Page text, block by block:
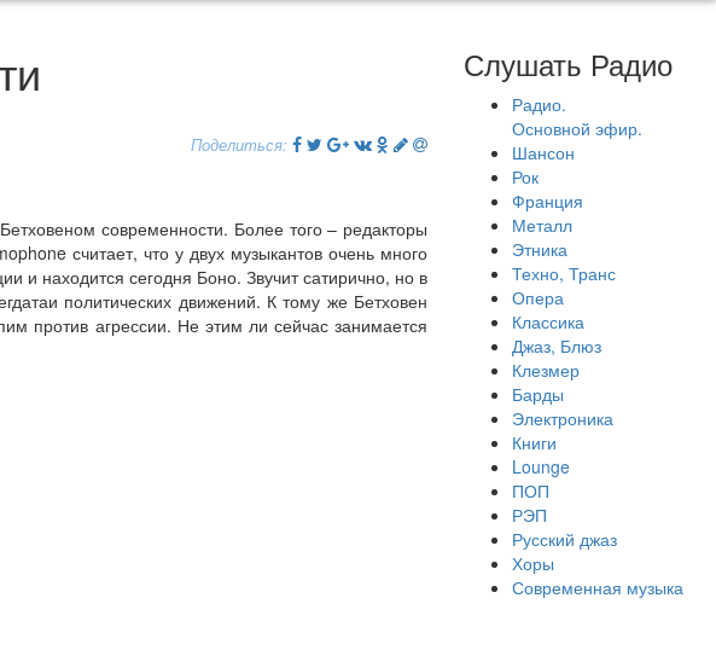
Поделиться:
современности. Более того – редакторы
считает, что у двух музыкантов очень много
и находится сегодня Боно. Звучит сатирично, но в
политических движений. К тому же Бетховен
против агрессии. Не этим ли сейчас занимается
Слушать Радио
Радио.
Основной эфир.
Шансон
Рок
Франция
Металл
Этника
Техно, Транс
Опера
Классика
Джаз, Блюз
Клезмер
Барды
Электроника
Книги
Lounge
ПОП
РЭП
Русский джаз
Хоры
Современная музыка